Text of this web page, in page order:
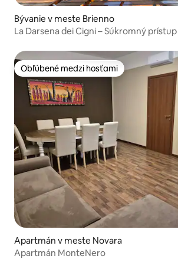
Bývanie v meste Brienno
La Darsena dei Cigni – Súkromný
Obľúbené medzi hosťami
Obľúbené medzi hosťami
Apartmán v meste Novara
Apartmán MonteNero